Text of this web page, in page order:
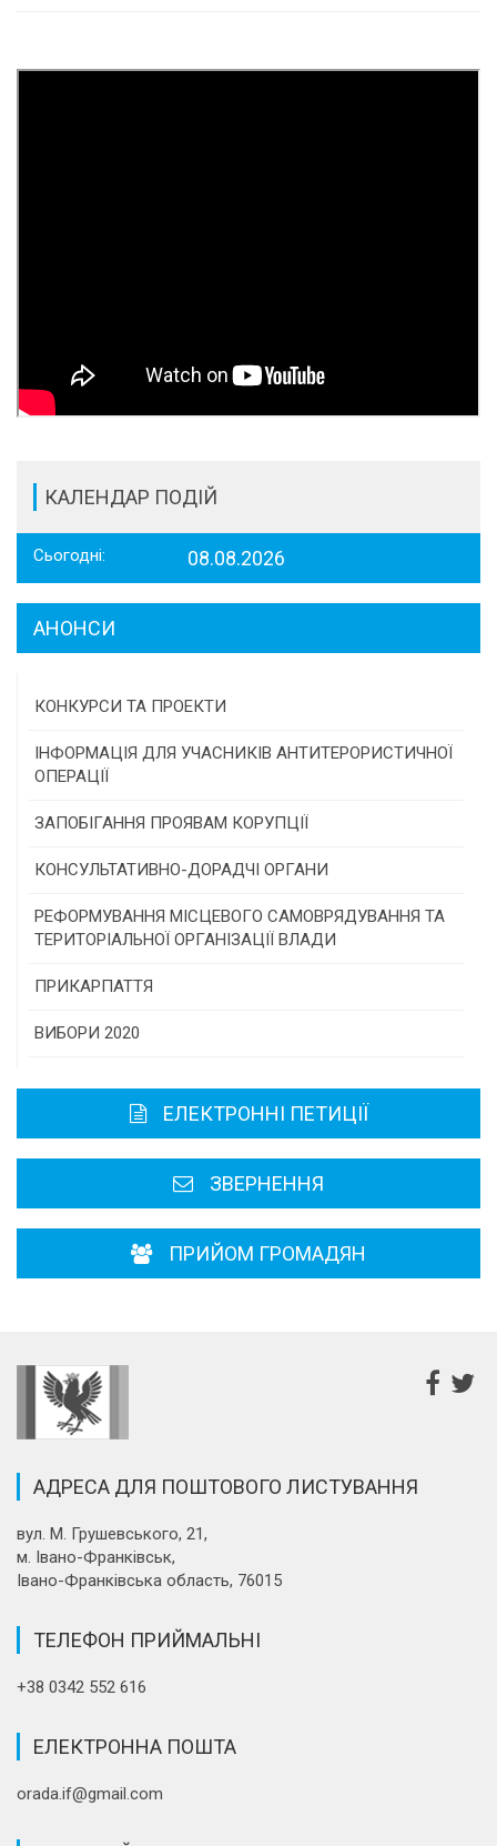
КАЛЕНДАР ПОДІЙ
Сьогодні: 08.08.2026
АНОНСИ
КОНКУРСИ ТА ПРОЕКТИ
Конкурс проектів та програм місцевого
самоврядування
Конкурс інститутів громадянського суспільства
Програми/конкурси МТД
ІНФОРМАЦІЯ ДЛЯ УЧАСНИКІВ АНТИТЕРОРИСТИЧНОЇ
ОПЕРАЦІЇ
ЗАПОБІГАННЯ ПРОЯВАМ КОРУПЦІЇ
КОНСУЛЬТАТИВНО-ДОРАДЧІ ОРГАНИ
Консультативна рада
РЕФОРМУВАННЯ МІСЦЕВОГО САМОВРЯДУВАННЯ ТА
ТЕРИТОРІАЛЬНОЇ ОРГАНІЗАЦІЇ ВЛАДИ
ПРИКАРПАТТЯ
Історична довідка
Районні, міські ради
ВИБОРИ 2020
ЕЛЕКТРОННІ ПЕТИЦІЇ
ЗВЕРНЕННЯ
ПРИЙОМ ГРОМАДЯН
АДРЕСА ДЛЯ ПОШТОВОГО ЛИСТУВАННЯ
вул. М. Грушевського, 21,
м. Івано-Франківськ,
Івано-Франківська область, 76015
ТЕЛЕФОН ПРИЙМАЛЬНІ
+38 0342 552 616
ЕЛЕКТРОННА ПОШТА
orada.if@gmail.com